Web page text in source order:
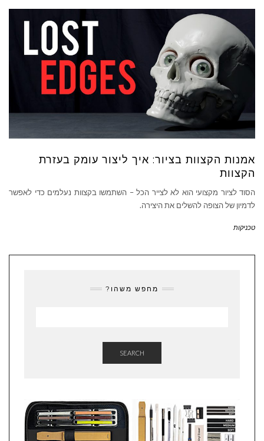
אמנות הקצוות בציור: איך ליצור עומק בעזרת
הקצוות
הסוד לציור מקצועי הוא לא לצייר הכל – השתמשו בקצוות נעלמים כדי לאפשר
לדמיון של הצופה להשלים את היצירה.
טכניקות
מחפש משהו?
SEARCH